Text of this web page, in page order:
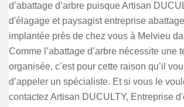
d’abattage d’arbre puisque Artisan
d'élagage et paysagist entreprise
implantée près de chez vous à Melvieu
Comme l’abattage d’arbre nécessite une
organisée, c’est pour cette raison qu’il
d’appeler un spécialiste. Et si vous le
contactez Artisan DUCULTY, Entreprise